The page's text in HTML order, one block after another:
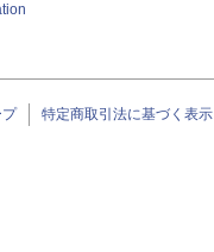
特定商取引法に基づく表示